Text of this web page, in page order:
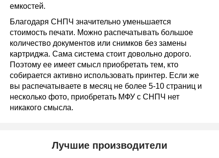
емкостей.
Благодаря СНПЧ значительно уменьшается
стоимость печати. Можно распечатывать большое
количество документов или снимков без замены
картриджа. Сама система стоит довольно дорого.
Поэтому ее имеет смысл приобретать тем, кто
собирается активно использовать принтер. Если же
вы распечатываете в месяц не более 5-10 страниц и
несколько фото, приобретать МФУ с СНПЧ нет
никакого смысла.
Лучшие производители